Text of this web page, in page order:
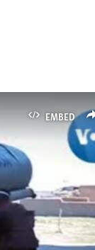
EMBED